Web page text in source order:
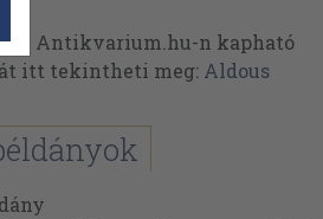
az Antikvarium.hu-n kapható
itt tekintheti meg: Aldous